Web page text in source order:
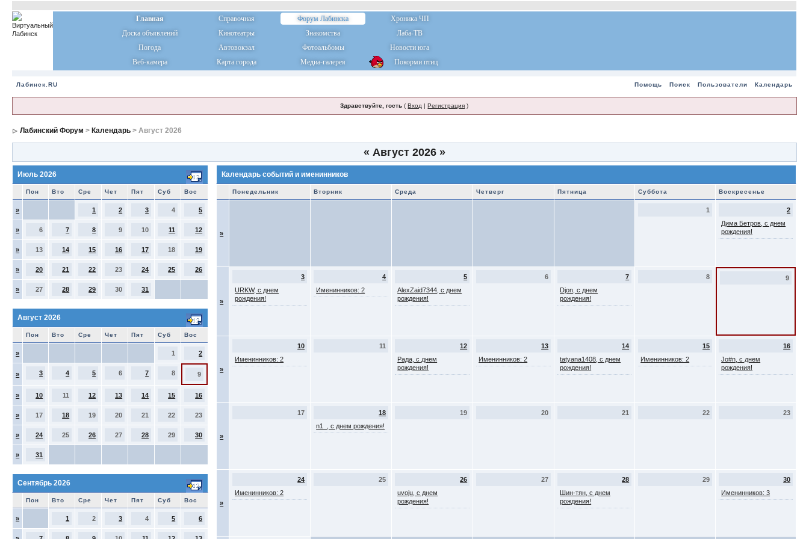
Главная Справочная Форум Лабинска
Хроника ЧП
Доска объявлений
Кинотеатры Знакомства
Лаба-ТВ
Погода
Автовокзал Фотоальбомы
Новости юга
Веб-камера
Карта города Медиа-галерея Покорми птиц
Лабинск.RU Помощь Поиск Пользователи Календарь
Здравствуйте, гость (Вход |Регистрация )
Лабинский Форум > Календарь > Август 2026
« Август 2026 »
Июль 2026
Пон Вто Сре Чет Пят Суб Вос
» 1 2 3 4 5
» 6 7 8 9 10 11 12
» 13 14 15 16 17 18 19
» 20 21 22 23 24 25 26
» 27 28 29 30 31
Август 2026
Пон Вто Сре Чет Пят Суб Вос
» 1 2
» 3 4 5 6 7 8 9
» 10 11 12 13 14 15 16
» 17 18 19 20 21 22 23
» 24 25 26 27 28 29 30
» 31
Сентябрь 2026
Пон Вто Сре Чет Пят Суб Вос
» 1 2 3 4 5 6
Календарь событий и именинников
Понедельник Вторник Среда Четверг Пятница Суббота Воскресенье
»
1
2
Дима Бетров, с днем
рождения!
»
3
URKW, с днем
рождения!
4
Именинников: 2
5
AlexZaid7344, с днем
рождения!
6
7
Djon, с днем
рождения!
8 9
»
10
Именинников: 2
11
12
Рада, с днем
рождения!
13
Именинников: 2
14
tatyana1408, с днем
рождения!
15
Именинников: 2
16
Jo#n, с днем
рождения!
»
17
18
n1_, с днем рождения!
19 20 21 22 23
»
24
Именинников: 2
25
26
uvoju, с днем
рождения!
27
28
Шин-тян, с днем
рождения!
29
30
Именинников: 3